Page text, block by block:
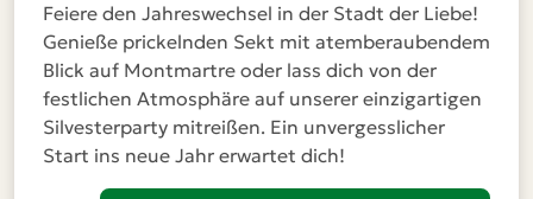
Feiere den Jahreswechsel in der Stadt der Liebe!
Genieße prickelnden Sekt mit atemberaubendem
Blick auf Montmartre oder lass dich von der
festlichen Atmosphäre auf unserer einzigartigen
Silvesterparty mitreißen. Ein unvergesslicher
Start ins neue Jahr erwartet dich!